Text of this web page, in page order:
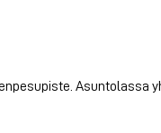
Asuntolassa